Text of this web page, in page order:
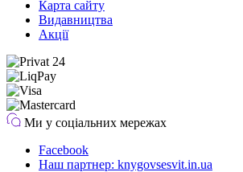
Карта сайту
Видавництва
Акції
Ми у соціальних мережах
Facebook
Наш партнер: knygovsesvit.in.ua